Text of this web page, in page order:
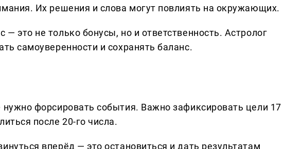
Их решения и слова могут повлиять на окружающих.
это не только бонусы, но и ответственность. Астролог
самоуверенности и сохранять баланс.
форсировать события. Важно зафиксировать цели 17
после 20-го числа.
вперёд — это остановиться и дать результатам